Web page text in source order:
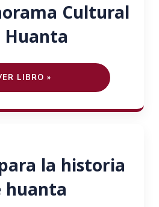
Cultural
Huanta
LIBRO »
la historia
huanta